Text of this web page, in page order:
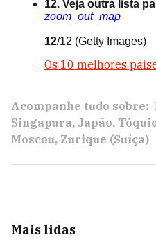
12. Veja outra lista
zoom_out_map
12/12 (Getty Images)
Os 10 melhores
Acompanhe tudo sobre:
Singapura Japão
Moscou Zurique (Suíça)
Mais lidas